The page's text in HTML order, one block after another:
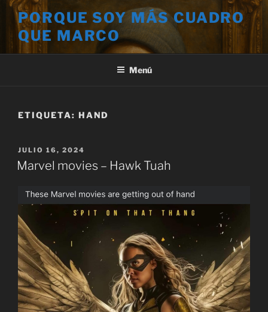
Saltar
contenido
PORQUE SOY MÁS CUADRO
QUE MARCO
Menú
ETIQUETA: HAND
PUBLICADO
EL
JULIO 16, 2024
Marvel movies – Hawk Tuah